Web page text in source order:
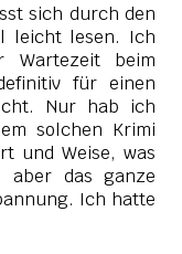
sich durch den
leicht lesen. Ich
Wartezeit beim
für einen
Nur hab ich
solchen Krimi
und Weise, was
aber das ganze
Ich hatte